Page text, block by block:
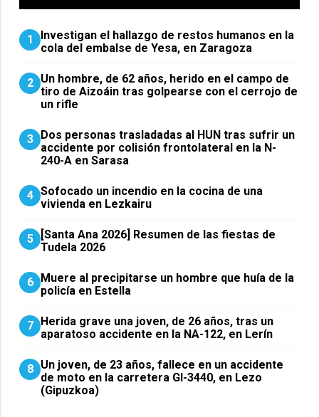
1
Investigan el hallazgo de restos humanos en la
cola del embalse de Yesa, en Zaragoza
2 Un hombre, de 62 años, herido en el campo de
tiro de Aizoáin tras golpearse con el cerrojo de
un rifle
3
​Dos personas trasladadas al HUN tras sufrir un
accidente por colisión frontolateral en la N-
240-A en Sarasa
4 Sofocado un incendio en la cocina de una
vivienda en Lezkairu
5
[Santa Ana 2026] Resumen de las fiestas de
Tudela 2026
6
Muere al precipitarse un hombre que huía de la
policía en Estella
7
Herida grave una joven, de 26 años, tras un
aparatoso accidente en la NA-122, en Lerín
8 Un joven, de 23 años, fallece en un accidente
de moto en la carretera GI-3440, en Lezo
(Gipuzkoa)